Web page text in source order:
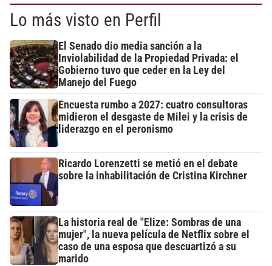
Lo más visto en Perfil
El Senado dio media sanción a la
Inviolabilidad de la Propiedad Privada: el
Gobierno tuvo que ceder en la Ley del
Manejo del Fuego
Encuesta rumbo a 2027: cuatro consultoras
midieron el desgaste de Milei y la crisis de
liderazgo en el peronismo
Ricardo Lorenzetti se metió en el debate
sobre la inhabilitación de Cristina Kirchner
La historia real de "Elize: Sombras de una
mujer", la nueva película de Netflix sobre el
caso de una esposa que descuartizó a su
marido